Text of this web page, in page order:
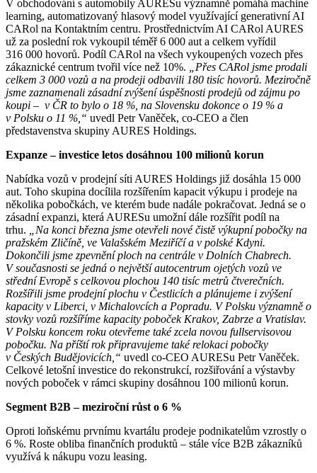
V obchodování s automobily AURESu významně pomáhá machine
learning, automatizovaný hlasový model využívající generativní AI
CARol na Kontaktním centru. Prostřednictvím AI CARol AURES
už za poslední rok vykoupil téměř 6 000 aut a celkem vyřídil
316 000 hovorů. Podíl CARol na všech vykoupených vozech přes
zákaznické centrum tvořil více než 10%.
„Přes CARol jsme prodali
celkem 3 000 vozů a na prodeji odbavili 180 tisíc hovorů. Meziročně
jsme zaznamenali zásadní zvýšení úspěšnosti prodejů od zájmu po
koupi – v ČR to bylo o 18 %, na Slovensku dokonce o 19 % a
v Polsku o 11 %,“ uvedl Petr Vaněček, co-CEO a člen
představenstva skupiny AURES Holdings.
Expanze – investice letos dosáhnou 100 milionů korun
Nabídka vozů v prodejní síti AURES Holdings již dosáhla 15 000
aut. Toho skupina docílila rozšířením kapacit výkupu i prodeje na
několika pobočkách, ve kterém bude nadále pokračovat. Jedná se o
zásadní expanzi, která AURESu umožní dále rozšířit podíl na
trhu.
„Na konci března jsme otevřeli nové čistě výkupní pobočky na
pražském Zličíně, ve Valašském Meziříčí a v polské Kdyni.
Dokončili jsme zpevnění ploch na centrále v Dolních Chabrech.
V současnosti se jedná o největší autocentrum ojetých vozů ve
střední Evropě s celkovou plochou 140 tisíc metrů čtverečních.
Rozšířili jsme prodejní plochu v Čestlicích a plánujeme i zvýšení
kapacity v Liberci, v Michalovcích a Popradu. V Polsku významně o
stovky vozů rozšíříme kapacity poboček Krakov, Zabrze a Vratislav.
V Polsku koncem roku otevřeme také zcela novou fullservisovou
pobočku. Na příští rok připravujeme také relokaci pobočky
v Českých Budějovicích,“ uvedl co-CEO AURESu Petr Vaněček.
Celkové letošní investice do rekonstrukcí, rozšiřování a výstavby
nových poboček v rámci skupiny dosáhnou 100 milionů korun.
Segment B2B – meziroční růst o 6 %
Oproti loňskému prvnímu kvartálu prodeje podnikatelům vzrostly o
6 %. Roste obliba finančních produktů – stále více B2B zákazníků
využívá k nákupu vozu leasing.